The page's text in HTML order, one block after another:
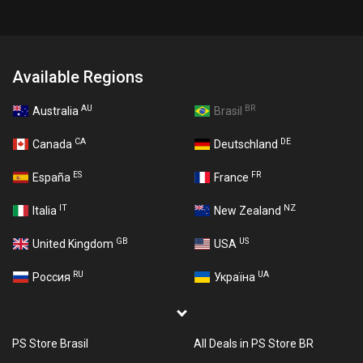
Available Regions
Australia AU Brasil BR
Canada CA Deutschland DE
España ES France FR
Italia IT New Zealand NZ
United Kingdom GB USA US
Россия RU Україна UA
PS Store Brasil All Deals in PS Store BR